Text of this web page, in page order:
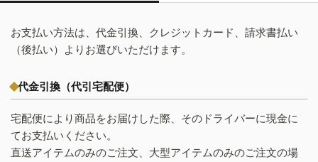
お支払い方法は、代金引換、クレジットカード、請求書払い
（後払い）よりお選びいただけます。
代金引換（代引宅配便）
宅配便により商品をお届けした際、そのドライバーに現金に
てお支払いください。
直送アイテムのみのご注文、大型アイテムのみのご注文の場